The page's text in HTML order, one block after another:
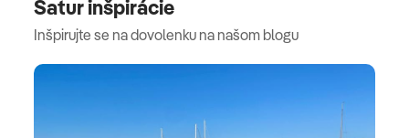
Satur inšpirácie
Inšpirujte se na dovolenku na našom blogu